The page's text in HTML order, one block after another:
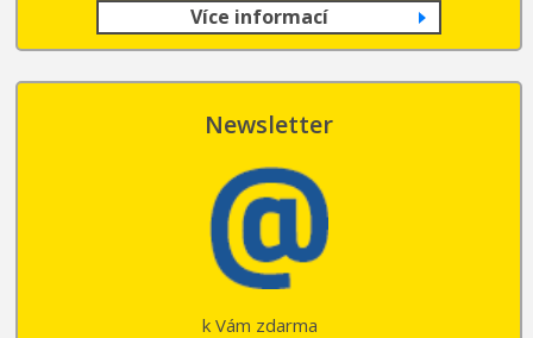
Více informací
Newsletter
k Vám zdarma